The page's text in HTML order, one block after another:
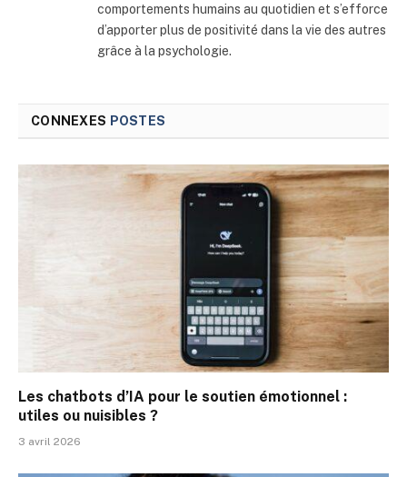
comportements humains au quotidien et s’efforce
d’apporter plus de positivité dans la vie des autres
grâce à la psychologie.
CONNEXES POSTES
Les chatbots d’IA pour le soutien émotionnel :
utiles ou nuisibles ?
3 avril 2026